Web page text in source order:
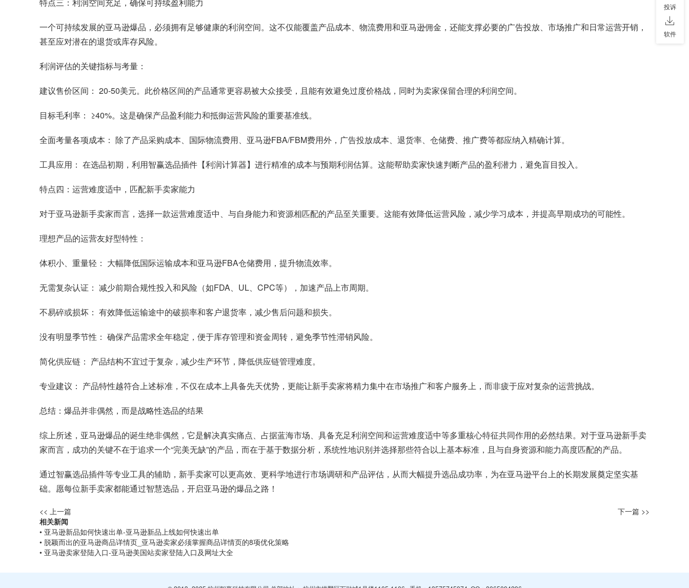
一个可持续发展的亚马逊爆品，必须拥有足够健康的利润空间。这不仅能覆盖产品成本、物流费用和亚马逊佣金，还能支撑必要的广告投放、市场推广和日常运营开销，
甚至应对潜在的退货或库存风险。
利润评估的关键指标与考量：
建议售价区间： 20-50美元。此价格区间的产品通常更容易被大众接受，且能有效避免过度价格战，同时为卖家保留合理的利润空间。
目标毛利率： ≥40%。这是确保产品盈利能力和抵御运营风险的重要基准线。
全面考量各项成本： 除了产品采购成本、国际物流费用、亚马逊FBA/FBM费用外，广告投放成本、退货率、仓储费、推广费等都应纳入精确计算。
工具应用： 在选品初期，利用智赢选品插件【利润计算器】进行精准的成本与预期利润估算。这能帮助卖家快速判断产品的盈利潜力，避免盲目投入。
特点四：运营难度适中，匹配新手卖家能力
对于亚马逊新手卖家而言，选择一款运营难度适中、与自身能力和资源相匹配的产品至关重要。这能有效降低运营风险，减少学习成本，并提高早期成功的可能性。
理想产品的运营友好型特性：
体积小、重量轻： 大幅降低国际运输成本和亚马逊FBA仓储费用，提升物流效率。
无需复杂认证： 减少前期合规性投入和风险（如FDA、UL、CPC等），加速产品上市周期。
不易碎或损坏： 有效降低运输途中的破损率和客户退货率，减少售后问题和损失。
没有明显季节性： 确保产品需求全年稳定，便于库存管理和资金周转，避免季节性滞销风险。
简化供应链： 产品结构不宜过于复杂，减少生产环节，降低供应链管理难度。
专业建议： 产品特性越符合上述标准，不仅在成本上具备先天优势，更能让新手卖家将精力集中在市场推广和客户服务上，而非疲于应对复杂的运营挑战。
总结：爆品并非偶然，而是战略性选品的结果
综上所述，亚马逊爆品的诞生绝非偶然，它是解决真实痛点、占据蓝海市场、具备充足利润空间和运营难度适中等多重核心特征共同作用的必然结果。对于亚马逊新手卖
家而言，成功的关键不在于追求一个“完美无缺”的产品，而在于基于数据分析，系统性地识别并选择那些符合以上基本标准，且与自身资源和能力高度匹配的产品。
通过智赢选品插件等专业工具的辅助，新手卖家可以更高效、更科学地进行市场调研和产品评估，从而大幅提升选品成功率，为在亚马逊平台上的长期发展奠定坚实基
础。愿每位新手卖家都能通过智慧选品，开启亚马逊的爆品之路！
<< 上一篇
下一篇 >>
相关新闻
• 亚马逊新品如何快速出单-亚马逊新品上线如何快速出单
• 脱颖而出的亚马逊商品详情页_亚马逊卖家必须掌握商品详情页的8项优化策略
• 亚马逊卖家登陆入口-亚马逊美国站卖家登陆入口及网址大全
投诉
软件